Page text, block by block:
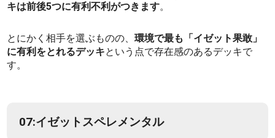
キは前後5つに有利不利がつきます。
とにかく相手を選ぶものの、環境で最も「イゼット果敢」
に有利をとれるデッキという点で存在感のあるデッキで
す。
07:イゼットスペレメンタル